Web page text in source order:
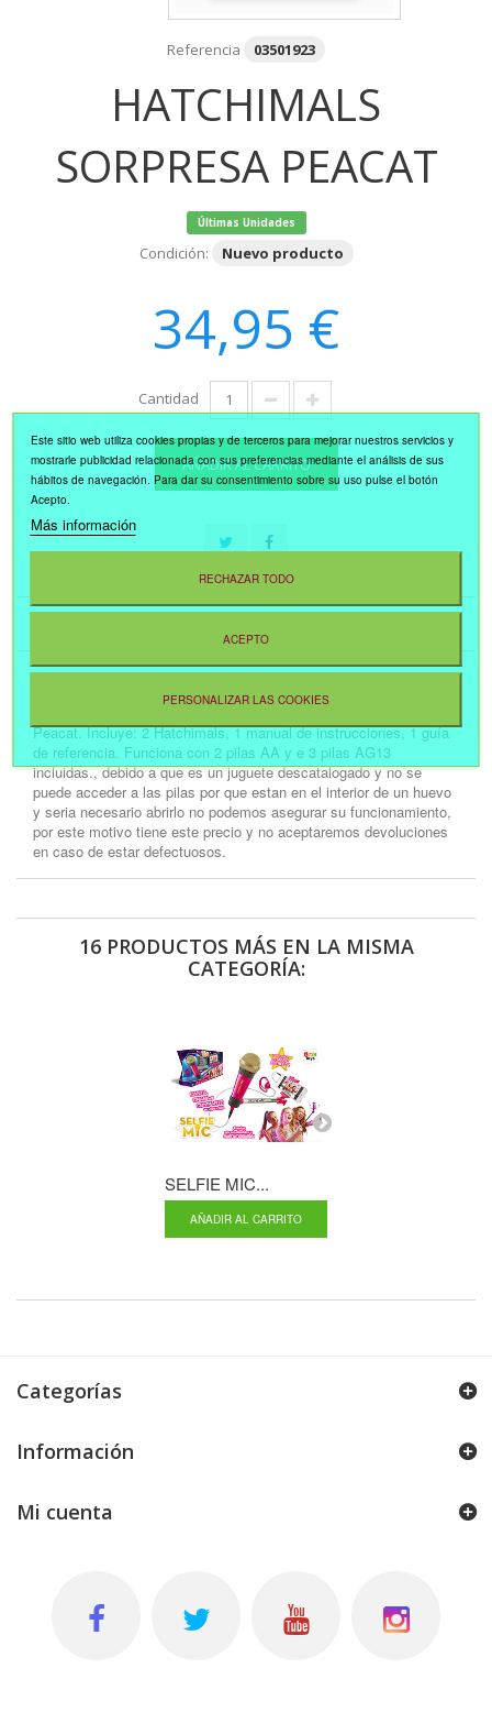
Referencia 03501923
HATCHIMALS
SORPRESA PEACAT
Últimas Unidades
Condición: Nuevo producto
34,95 €
Cantidad
AÑADIR AL CARRITO
Cada huevo contiene adorables gemelos Hatchimals , pero no
Peacat. Incluye: 2 Hatchimals, 1 manual de instrucciones, 1 guía
de referencia. Funciona con 2 pilas AA y e 3 pilas AG13
incluidas., debido a que es un juguete descatalogado y no se
puede acceder a las pilas por que estan en el interior de un huevo
y seria necesario abrirlo no podemos asegurar su funcionamiento,
por este motivo tiene este precio y no aceptaremos devoluciones
en caso de estar defectuosos.
16 PRODUCTOS MÁS EN LA MISMA
CATEGORÍA:
SELFIE MIC...
AÑADIR AL CARRITO
Categorías
Información
Mi cuenta
Este sitio web utiliza cookies propias y de terceros para mejorar nuestros servicios y
mostrarle publicidad relacionada con sus preferencias mediante el análisis de sus
hábitos de navegación. Para dar su consentimiento sobre su uso pulse el botón
Acepto.
Más información
RECHAZAR TODO
ACEPTO
PERSONALIZAR LAS COOKIES